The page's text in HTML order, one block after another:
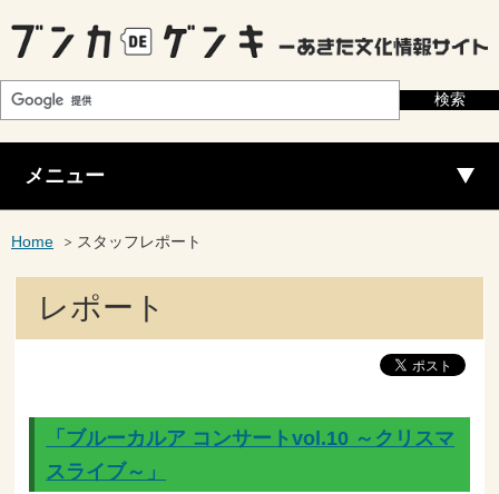
メニュー
Home スタッフレポート
レポート
「ブルーカルア コンサートvol.10 ～クリスマ
スライブ～」